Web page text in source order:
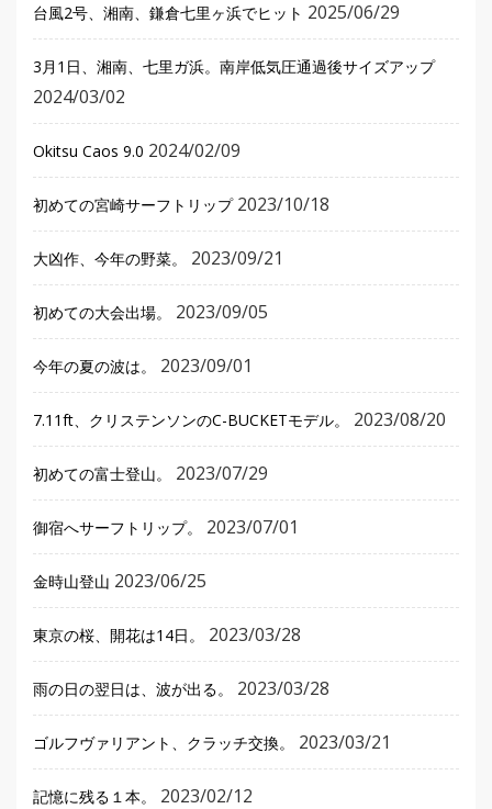
台風2号、湘南、鎌倉七里ヶ浜でヒット 2025/06/29
3月1日、湘南、七里ガ浜。南岸低気圧通過後サイズアップ
2024/03/02
Okitsu Caos 9.0 2024/02/09
初めての宮崎サーフトリップ 2023/10/18
大凶作、今年の野菜。 2023/09/21
初めての大会出場。 2023/09/05
今年の夏の波は。 2023/09/01
7.11ft、クリステンソンのC-BUCKETモデル。 2023/08/20
初めての富士登山。 2023/07/29
御宿へサーフトリップ。 2023/07/01
金時山登山 2023/06/25
東京の桜、開花は14日。 2023/03/28
雨の日の翌日は、波が出る。 2023/03/28
ゴルフヴァリアント、クラッチ交換。 2023/03/21
記憶に残る１本。 2023/02/12